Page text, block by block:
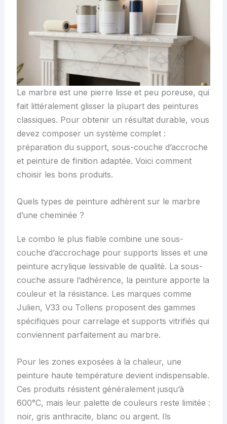
Le marbre est une pierre lisse et peu poreuse, qui
fait littéralement glisser la plupart des peintures
classiques. Pour obtenir un résultat durable, vous
devez composer un système complet :
préparation du support, sous-couche d’accroche
et peinture de finition adaptée. Voici comment
choisir les bons produits.
Quels types de peinture adhèrent sur le marbre
d’une cheminée ?
Le combo le plus fiable combine une sous-
couche d’accrochage pour supports lisses et une
peinture acrylique lessivable de qualité. La sous-
couche assure l’adhérence, la peinture apporte la
couleur et la résistance. Les marques comme
Julien, V33 ou Tollens proposent des gammes
spécifiques pour carrelage et supports vitrifiés qui
conviennent parfaitement au marbre.
Pour les zones exposées à la chaleur, une
peinture haute température devient indispensable.
Ces produits résistent généralement jusqu’à
600°C, mais leur palette de couleurs reste limitée :
noir, gris anthracite, blanc ou argent. Ils